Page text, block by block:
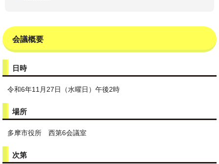
会議概要
日時
令和6年11月27日（水曜日）午後2時
場所
多摩市役所 西第6会議室
次第